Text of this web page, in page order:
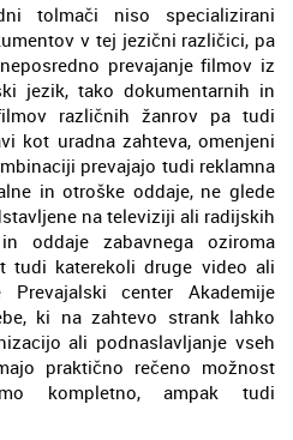
tolmači niso specializirani
v tej jezični različici, pa
prevajanje filmov iz
jezik, tako dokumentarnih in
različnih žanrov pa tudi
kot uradna zahteva, omenjeni
prevajajo tudi reklamna
in otroške oddaje, ne glede
na televiziji ali radijskih
oddaje zabavnega oziroma
tudi katerekoli druge video ali
Prevajalski center Akademije
ki na zahtevo strank lahko
ali podnaslavljanje vseh
praktično rečeno možnost
kompletno, ampak tudi